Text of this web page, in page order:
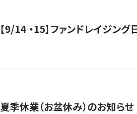
【9/14 ・15】ファンドレイジン
夏季休業（お盆休み）のお知らせ